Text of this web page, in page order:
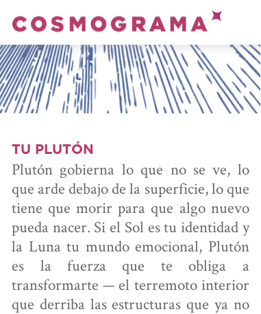
ASTROLOGÍA
TU CARTA
ÁREA
TU PLUTÓN
Plutón gobierna lo que no se ve, lo
que arde debajo de la superficie, lo que
tiene que morir para que algo nuevo
pueda nacer. Si el Sol es tu identidad y
la Luna tu mundo emocional, Plutón
es la fuerza que te obliga a
transformarte — el terremoto interior
que derriba las estructuras que ya no